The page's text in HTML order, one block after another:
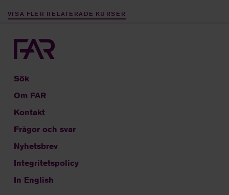
VISA FLER RELATERADE KURSER
Sök
Om FAR
Kontakt
Frågor och svar
Nyhetsbrev
Integritetspolicy
In English